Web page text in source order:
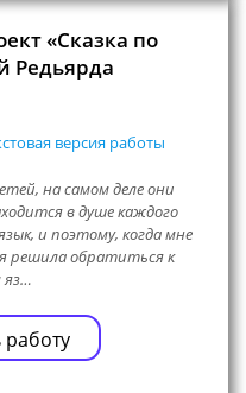
«Сказка по
Редьярда
версия работы
на самом деле они
в душе каждого
и поэтому, когда мне
решила обратиться к
яз…